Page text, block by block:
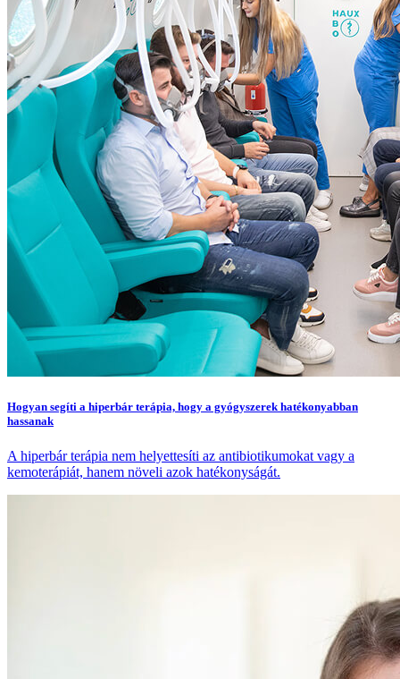
Hogyan segíti a hiperbár terápia, hogy a gyógyszerek hatékonyabban
hassanak
A hiperbár terápia nem helyettesíti az antibiotikumokat vagy a
kemoterápiát, hanem növeli azok hatékonyságát.